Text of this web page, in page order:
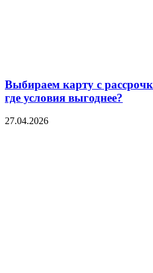
Выбираем карту с
где условия выгоднее?
27.04.2026